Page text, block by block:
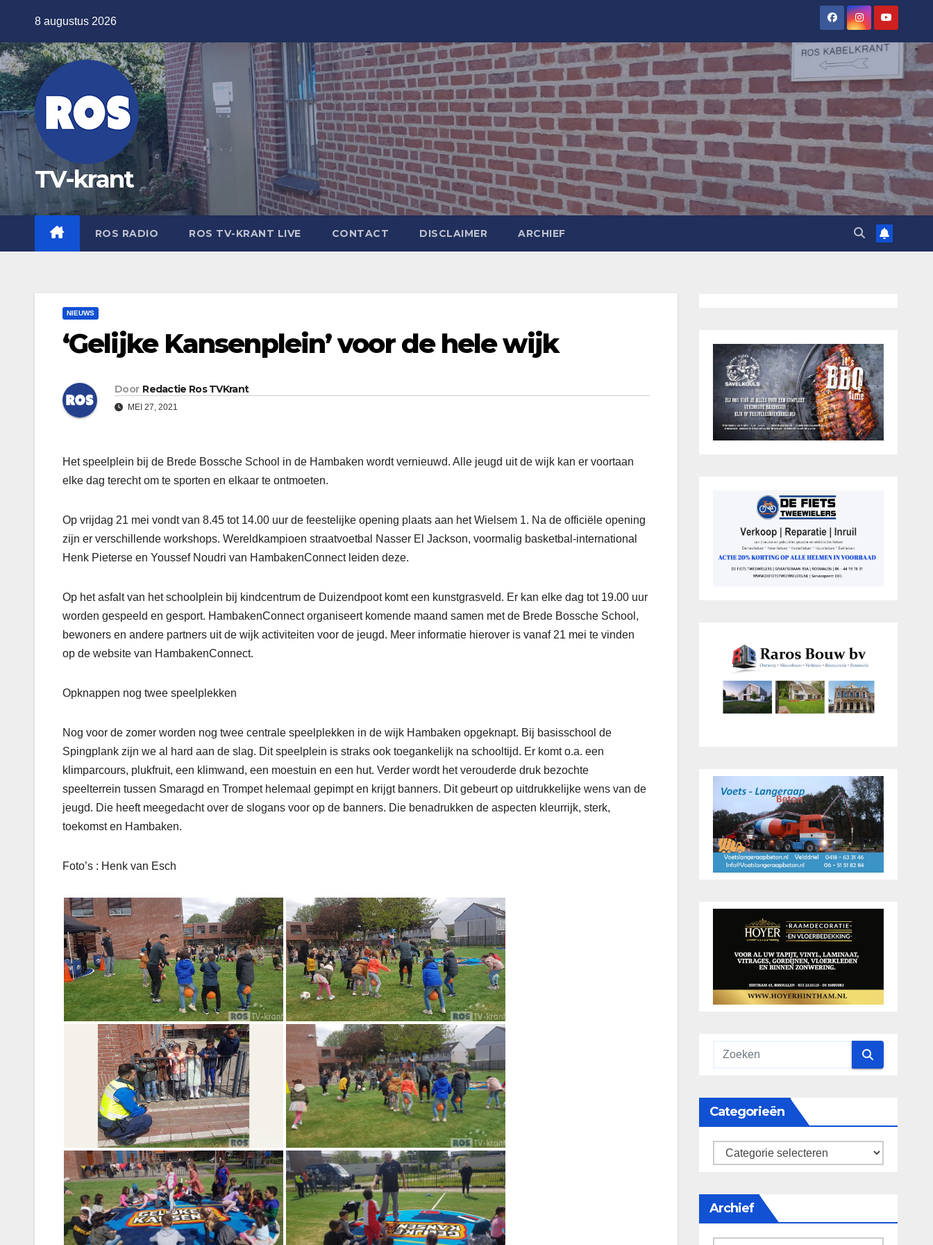
de
inhoud
8 augustus 2026
TV-krant
ROS RADIO ROS TV-KRANT LIVE CONTACT DISCLAIMER ARCHIEF
NIEUWS
‘Gelijke Kansenplein’ voor de hele wijk
Door Redactie Ros TVKrant
MEI 27, 2021
Het speelplein bij de Brede Bossche School in de Hambaken wordt vernieuwd. Alle jeugd uit de wijk kan er voortaan
elke dag terecht om te sporten en elkaar te ontmoeten.
Op vrijdag 21 mei vondt van 8.45 tot 14.00 uur de feestelijke opening plaats aan het Wielsem 1. Na de officiële opening
zijn er verschillende workshops. Wereldkampioen straatvoetbal Nasser El Jackson, voormalig basketbal-international
Henk Pieterse en Youssef Noudri van HambakenConnect leiden deze.
Op het asfalt van het schoolplein bij kindcentrum de Duizendpoot komt een kunstgrasveld. Er kan elke dag tot 19.00 uur
worden gespeeld en gesport. HambakenConnect organiseert komende maand samen met de Brede Bossche School,
bewoners en andere partners uit de wijk activiteiten voor de jeugd. Meer informatie hierover is vanaf 21 mei te vinden
op de website van HambakenConnect.
Opknappen nog twee speelplekken
Nog voor de zomer worden nog twee centrale speelplekken in de wijk Hambaken opgeknapt. Bij basisschool de
Spingplank zijn we al hard aan de slag. Dit speelplein is straks ook toegankelijk na schooltijd. Er komt o.a. een
klimparcours, plukfruit, een klimwand, een moestuin en een hut. Verder wordt het verouderde druk bezochte
speelterrein tussen Smaragd en Trompet helemaal gepimpt en krijgt banners. Dit gebeurt op uitdrukkelijke wens van de
jeugd. Die heeft meegedacht over de slogans voor op de banners. Die benadrukken de aspecten kleurrijk, sterk,
toekomst en Hambaken.
Foto’s : Henk van Esch
Categorieën
categorieën
Archief